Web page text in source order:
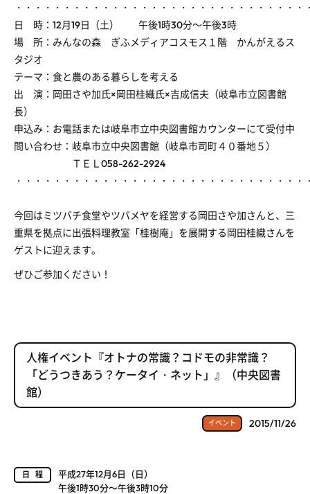
・・・・・・・・・・・・・・・・・・・・・・・・・・・・・・
日 時：12月19日（土） 午後1時30分～午後3時
場 所：みんなの森 ぎふメディアコスモス１階 かんがえるス
タジオ
テーマ：食と農のある暮らしを考える
出 演：岡田さや加氏×岡田桂織氏×吉成信夫（岐阜市立図書館
長）
申込み：お電話または岐阜市立中央図書館カウンターにて受付中
問い合わせ：岐阜市立中央図書館（岐阜市司町４０番地５）
ＴＥＬ058-262-2924
・・・・・・・・・・・・・・・・・・・・・・・・・・・・・・
今回はミツバチ食堂やツバメヤを経営する岡田さや加さんと、三
重県を拠点に出張料理教室「桂樹庵」を展開する岡田桂織さんを
ゲストに迎えます。
ぜひご参加ください！
人権イベント『オトナの常識？コドモの非常識？
「どうつきあう？ケータイ・ネット」』（中央図書
館）
イベント 2015/11/26
日程
平成27年12月6日（日）
午後1時30分～午後3時10分